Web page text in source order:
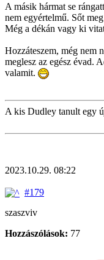
A másik hármat se
nem egyértelmű. Sőt
Még a dékán vagy ki
Hozzáteszem, még nem
meglesz az egész évad.
valamit.
A kis Dudley tanult egy
2023.10.29. 08:22
#179
szaszviv
Hozzászólások: 77